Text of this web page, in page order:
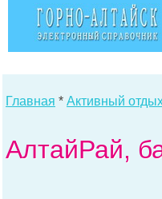
Главная * Активный
АлтайРай,